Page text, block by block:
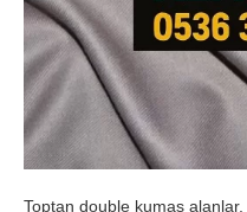
Toptan double kumaş